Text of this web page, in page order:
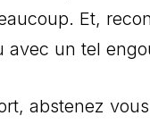
Et,
avec un tel
abstenez